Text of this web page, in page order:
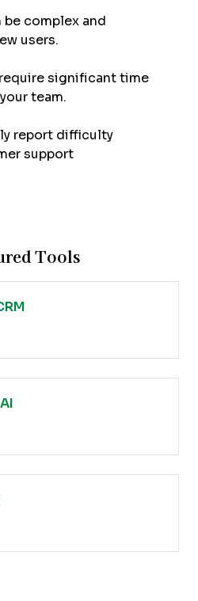
complex and
users.
significant time
team.
report difficulty
support
Tools